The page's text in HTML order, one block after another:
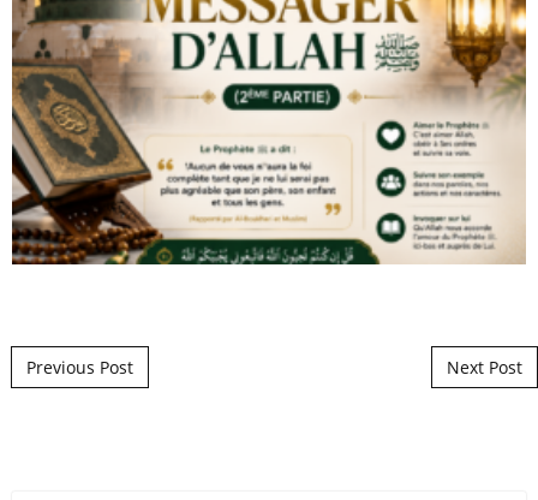
Post navigation
Previous Post Next Post